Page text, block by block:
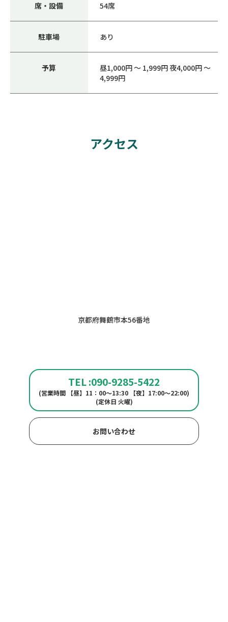
席・設備 54席
駐車場 あり
予算
昼1,000円 ～ 1,999円 夜4,000円 ～
4,999円
アクセス
京都府舞鶴市本56番地
TEL :090-9285-5422
(営業時間 【昼】11：00〜13:30 【夜】17:00〜22:00)
(定休日 火曜)
お問い合わせ